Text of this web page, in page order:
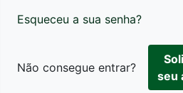
Esqueceu a sua senha?
Não consegue entrar?
seu